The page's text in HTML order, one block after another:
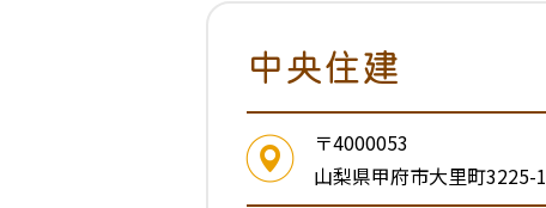
中央住建
〒4000053
山梨県甲府市大里町3225-1